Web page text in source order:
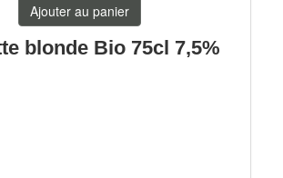
Ajouter au panier
blonde Bio 75cl 7,5%